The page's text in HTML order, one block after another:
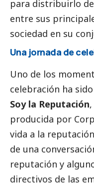
para distribuirlo
entre sus
sociedad en su
Una jornada de
Uno de los
celebración ha
Soy la Reputación
producida por
vida a la
de una
reputación y
directivos de las